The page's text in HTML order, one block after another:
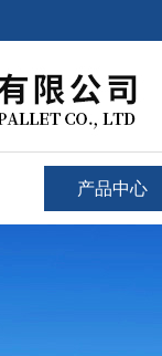
产品中心